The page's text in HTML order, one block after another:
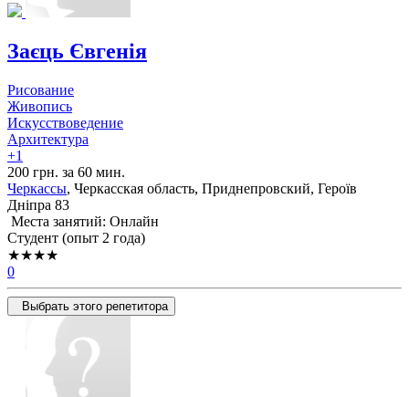
Заєць Євгенія
Рисование
Живопись
Искусствоведение
Архитектура
+1
200 грн. за 60 мин.
Черкассы, Черкасская область, Приднепровский, Героїв
Дніпра 83
Места занятий: Онлайн
Cтудент (опыт 2 года)
★★★★
0
Выбрать этого репетитора